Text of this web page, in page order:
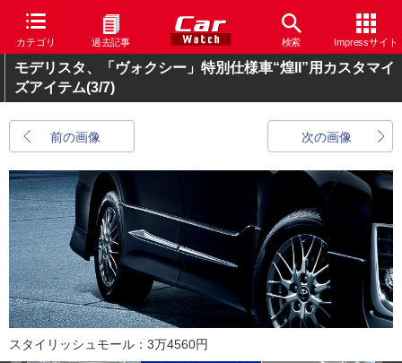
カテゴリ 過去記事 検索 Impressサイト
モデリスタ、「ヴォクシー」特別仕様車“煌II”用カスタマイ
ズアイテム(3/7)
前の画像 次の画像
スタイリッシュモール：3万4560円